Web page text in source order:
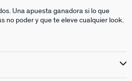
Una apuesta ganadora si lo que
no poder y que te eleve cualquier look.